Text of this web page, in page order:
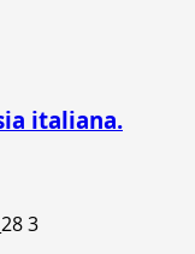
italiana.
3